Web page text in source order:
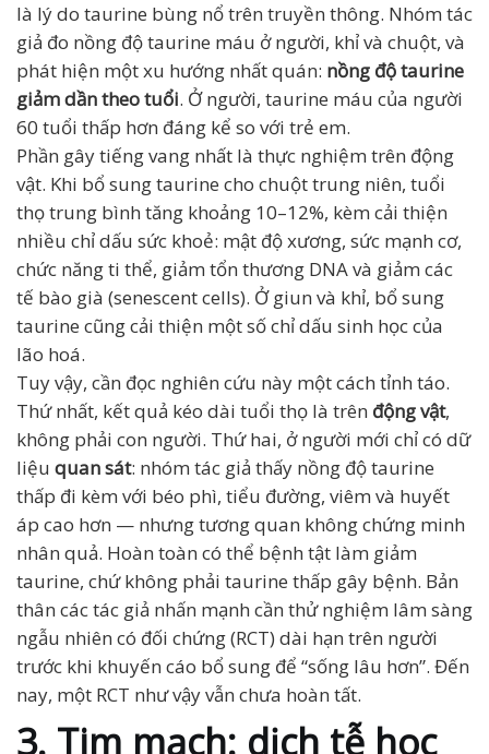
là lý do taurine bùng nổ trên truyền thông. Nhóm tác
giả đo nồng độ taurine máu ở người, khỉ và chuột, và
phát hiện một xu hướng nhất quán: nồng độ taurine
giảm dần theo tuổi. Ở người, taurine máu của người
60 tuổi thấp hơn đáng kể so với trẻ em.
Phần gây tiếng vang nhất là thực nghiệm trên động
vật. Khi bổ sung taurine cho chuột trung niên, tuổi
thọ trung bình tăng khoảng 10–12%, kèm cải thiện
nhiều chỉ dấu sức khoẻ: mật độ xương, sức mạnh cơ,
chức năng ti thể, giảm tổn thương DNA và giảm các
tế bào già (senescent cells). Ở giun và khỉ, bổ sung
taurine cũng cải thiện một số chỉ dấu sinh học của
lão hoá.
Tuy vậy, cần đọc nghiên cứu này một cách tỉnh táo.
Thứ nhất, kết quả kéo dài tuổi thọ là trên động vật,
không phải con người. Thứ hai, ở người mới chỉ có dữ
liệu quan sát: nhóm tác giả thấy nồng độ taurine
thấp đi kèm với béo phì, tiểu đường, viêm và huyết
áp cao hơn — nhưng tương quan không chứng minh
nhân quả. Hoàn toàn có thể bệnh tật làm giảm
taurine, chứ không phải taurine thấp gây bệnh. Bản
thân các tác giả nhấn mạnh cần thử nghiệm lâm sàng
ngẫu nhiên có đối chứng (RCT) dài hạn trên người
trước khi khuyến cáo bổ sung để “sống lâu hơn”. Đến
nay, một RCT như vậy vẫn chưa hoàn tất.
3. Tim mạch: dịch tễ học